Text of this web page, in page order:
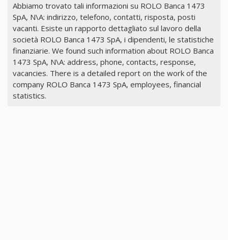
Abbiamo trovato tali informazioni su ROLO Banca 1473
SpA, N\A: indirizzo, telefono, contatti, risposta, posti
vacanti. Esiste un rapporto dettagliato sul lavoro della
società ROLO Banca 1473 SpA, i dipendenti, le statistiche
finanziarie. We found such information about ROLO Banca
1473 SpA, N\A: address, phone, contacts, response,
vacancies. There is a detailed report on the work of the
company ROLO Banca 1473 SpA, employees, financial
statistics.